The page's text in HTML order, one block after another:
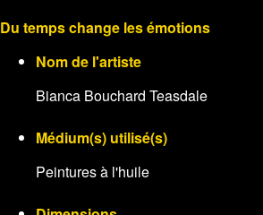
Du temps change les émotions
Nom de l'artiste
Bianca Bouchard Teasdale
Médium(s) utilisé(s)
Peintures à l'huile